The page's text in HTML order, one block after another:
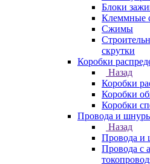
Блоки
Клеммные
Сжимы
скрутки
Коробки
Назад
Коробки
Коробки
Коробки
Провода и
Назад
Провода и
Провода с